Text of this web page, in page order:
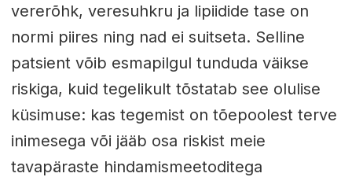
vererõhk, veresuhkru ja lipiidide tase on
normi piires ning nad ei suitseta. Selline
patsient võib esmapilgul tunduda väikse
riskiga, kuid tegelikult tõstatab see olulise
küsimuse: kas tegemist on tõepoolest terve
inimesega või jääb osa riskist meie
tavapäraste hindamismeetoditega